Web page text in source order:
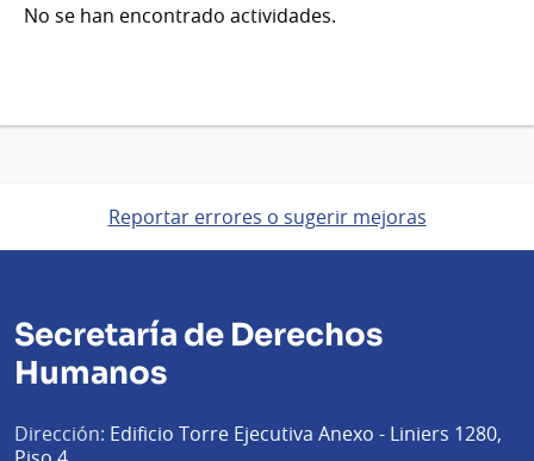
No se han encontrado actividades.
Reportar errores o sugerir mejoras
Secretaría de Derechos
Humanos
Dirección: Edificio Torre Ejecutiva Anexo - Liniers 1280,